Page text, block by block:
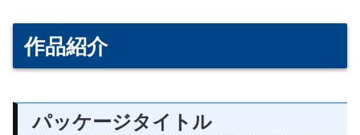
作品紹介
パッケージタイトル